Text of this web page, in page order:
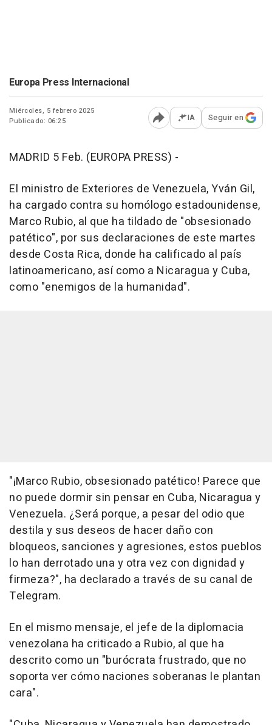
Europa Press Internacional
Miércoles, 5 febrero 2025
Publicado: 06:25
Abrir opciones para
IA Seguir en
MADRID 5 Feb. (EUROPA PRESS) -
El ministro de Exteriores de Venezuela, Yván Gil,
ha cargado contra su homólogo estadounidense,
Marco Rubio, al que ha tildado de "obsesionado
patético", por sus declaraciones de este martes
desde Costa Rica, donde ha calificado al país
latinoamericano, así como a Nicaragua y Cuba,
como "enemigos de la humanidad".
"¡Marco Rubio, obsesionado patético! Parece que
no puede dormir sin pensar en Cuba, Nicaragua y
Venezuela. ¿Será porque, a pesar del odio que
destila y sus deseos de hacer daño con
bloqueos, sanciones y agresiones, estos pueblos
lo han derrotado una y otra vez con dignidad y
firmeza?", ha declarado a través de su canal de
Telegram.
En el mismo mensaje, el jefe de la diplomacia
venezolana ha criticado a Rubio, al que ha
descrito como un "burócrata frustrado, que no
soporta ver cómo naciones soberanas le plantan
cara".